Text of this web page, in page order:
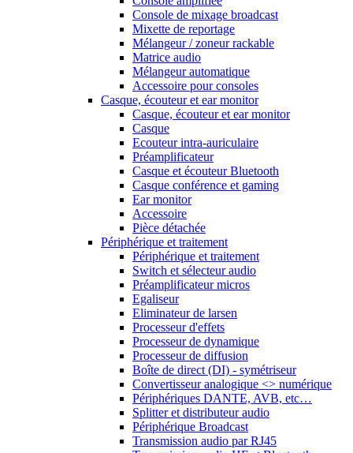
Console de mixage broadcast
Mixette de reportage
Mélangeur / zoneur rackable
Matrice audio
Mélangeur automatique
Accessoire pour consoles
Casque, écouteur et ear monitor
Casque, écouteur et ear monitor
Casque
Ecouteur intra-auriculaire
Préamplificateur
Casque et écouteur Bluetooth
Casque conférence et gaming
Ear monitor
Accessoire
Pièce détachée
Périphérique et traitement
Périphérique et traitement
Switch et sélecteur audio
Préamplificateur micros
Egaliseur
Eliminateur de larsen
Processeur d'effets
Processeur de dynamique
Processeur de diffusion
Boîte de direct (DI) - symétriseur
Convertisseur analogique <> numérique
Périphériques DANTE, AVB, etc…
Splitter et distributeur audio
Périphérique Broadcast
Transmission audio par RJ45